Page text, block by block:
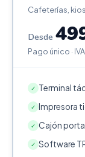
Cafeterías,
Desde
Pago único ·
✓ Terminal
✓ Impresora
✓ Cajón
✓ Software